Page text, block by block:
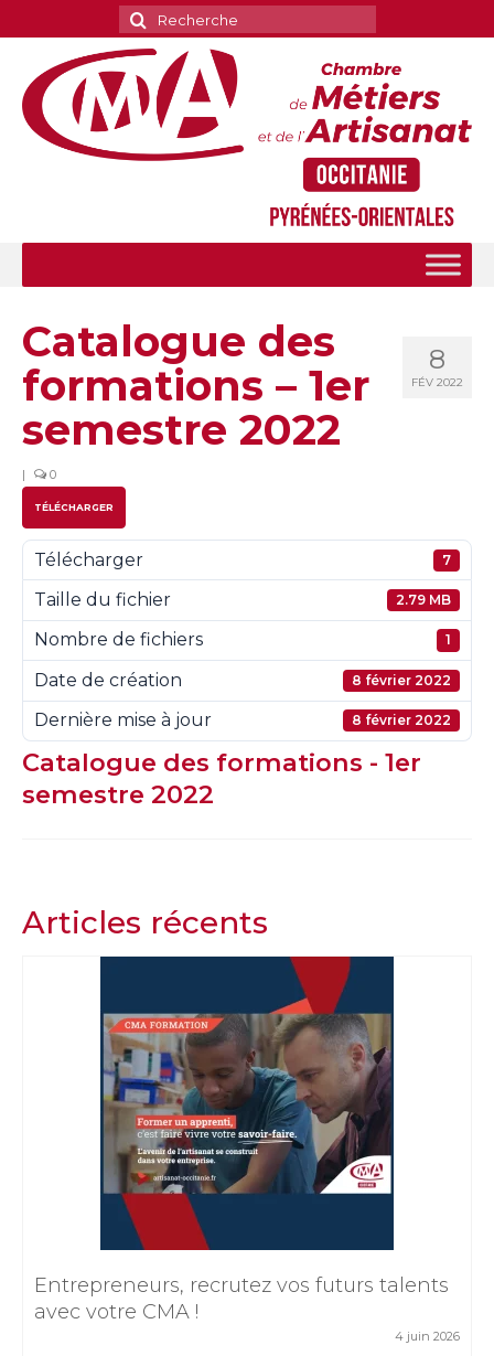
Rechercher
:
8
FÉV 2022
Catalogue des
formations – 1er
semestre 2022
| 0
TÉLÉCHARGER
Télécharger 7
Taille du fichier 2.79 MB
Nombre de fichiers 1
Date de création 8 février 2022
Dernière mise à jour 8 février 2022
Catalogue des formations - 1er
semestre 2022
Articles récents
Entrepreneurs, recrutez vos futurs talents
avec votre CMA !
4 juin 2026